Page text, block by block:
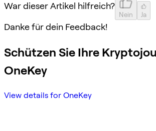
War dieser Artikel hilfreich?
Nein Ja
Danke für dein Feedback!
Schützen Sie Ihre
OneKey
View details for OneKey